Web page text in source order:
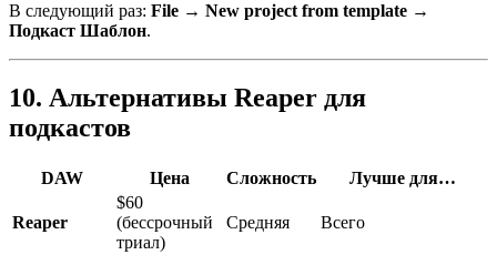
В следующий раз: File → New project from template →
Подкаст Шаблон.
10. Альтернативы Reaper для
подкастов
DAW Цена Сложность Лучше для…
Reaper
$60
(бессрочный
триал)
Средняя Всего